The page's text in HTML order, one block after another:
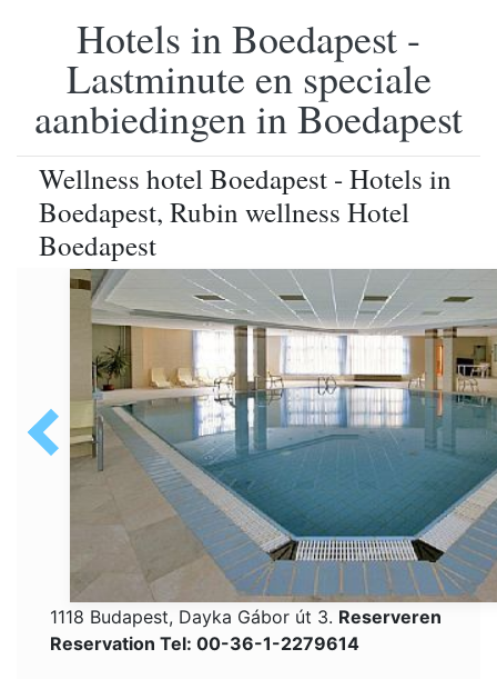
Hotels in Boedapest -
Lastminute en speciale
aanbiedingen in Boedapest
Wellness hotel Boedapest - Hotels in
Boedapest, Rubin wellness Hotel
Boedapest
1118 Budapest, Dayka Gábor út 3. Reserveren
Reservation Tel: 00-36-1-2279614